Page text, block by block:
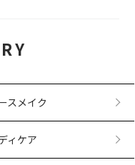
スメイク
ィケア